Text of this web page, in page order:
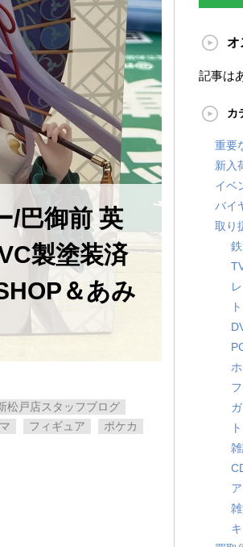
/巴御前 英
製塗装済
＆あみ
松戸店スタッフブログ
フィギュア
ポケカ
オ
記事は
カ
重要
新入
イベ
バイ
取り